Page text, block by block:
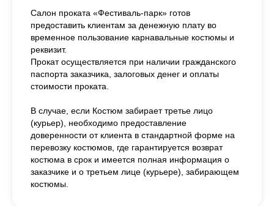
Салон проката «Фестиваль-парк» готов
предоставить клиентам за денежную плату во
временное пользование карнавальные костюмы и
реквизит.
Прокат осуществляется при наличии гражданского
паспорта заказчика, залоговых денег и оплаты
стоимости проката.
В случае, если Костюм забирает третье лицо
(курьер), необходимо предоставление
доверенности от клиента в стандартной форме на
перевозку костюмов, где гарантируется возврат
костюма в срок и имеется полная информация о
заказчике и о третьем лице (курьере), забирающем
костюмы.